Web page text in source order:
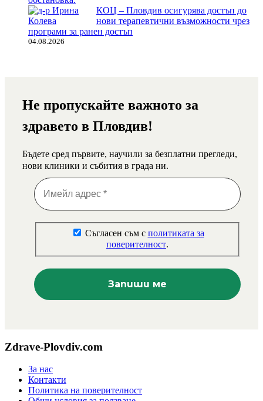
КОЦ – Пловдив осигурява достъп до
нови терапевтични възможности чрез
програми за ранен достъп
04.08.2026
Не пропускайте важното за
здравето в Пловдив!
Бъдете сред първите, научили за безплатни прегледи,
нови клиники и събития в града ни.
Съгласен съм с политиката за
поверителност.
Zdrave-Plovdiv.com
За нас
Контакти
Политика на поверителност